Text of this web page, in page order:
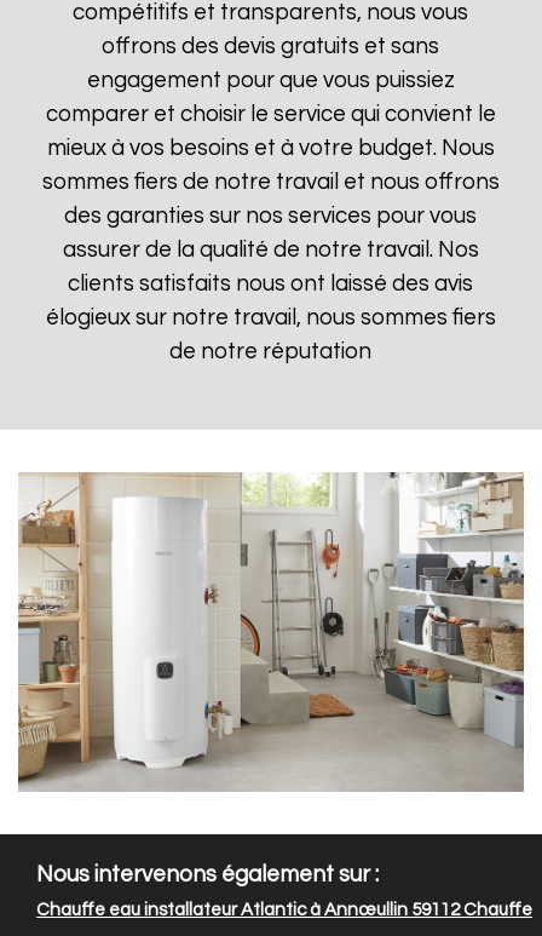
compétitifs et transparents, nous vous
offrons des devis gratuits et sans
engagement pour que vous puissiez
comparer et choisir le service qui convient le
mieux à vos besoins et à votre budget. Nous
sommes fiers de notre travail et nous offrons
des garanties sur nos services pour vous
assurer de la qualité de notre travail. Nos
clients satisfaits nous ont laissé des avis
élogieux sur notre travail, nous sommes fiers
de notre réputation
Nous intervenons également sur :
Chauffe eau installateur Atlantic à Annœullin 59112Chauffe